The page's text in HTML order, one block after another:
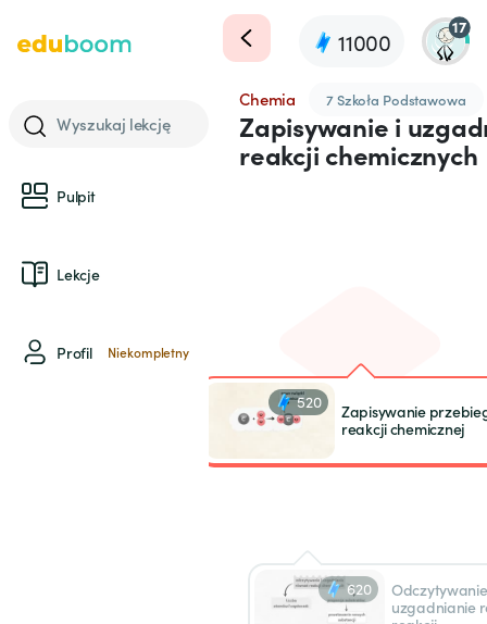
11000
17
Wyszukaj lekcję
Pulpit
Lekcje
Profil Niekompletny
Chemia 7 Szkoła Podstawowa
Zapisywanie i
reakcji chemicznych
520
Zapisywanie
reakcji chemicznej
620
uzgadnianie